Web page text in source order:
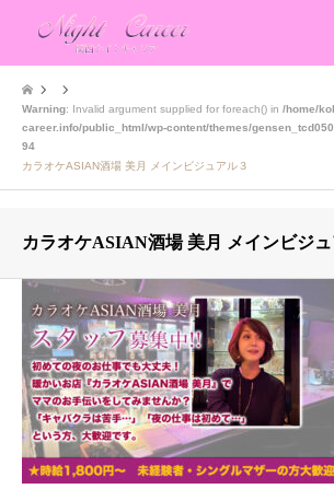
Warning: Invalid argument supplied for foreach() in /home/
career.info/public_html/wp-content/themes/
94
カラオケASIAN酒場 美月 メインビジュアル３
カラオケASIAN酒場 美月 メインビジュ